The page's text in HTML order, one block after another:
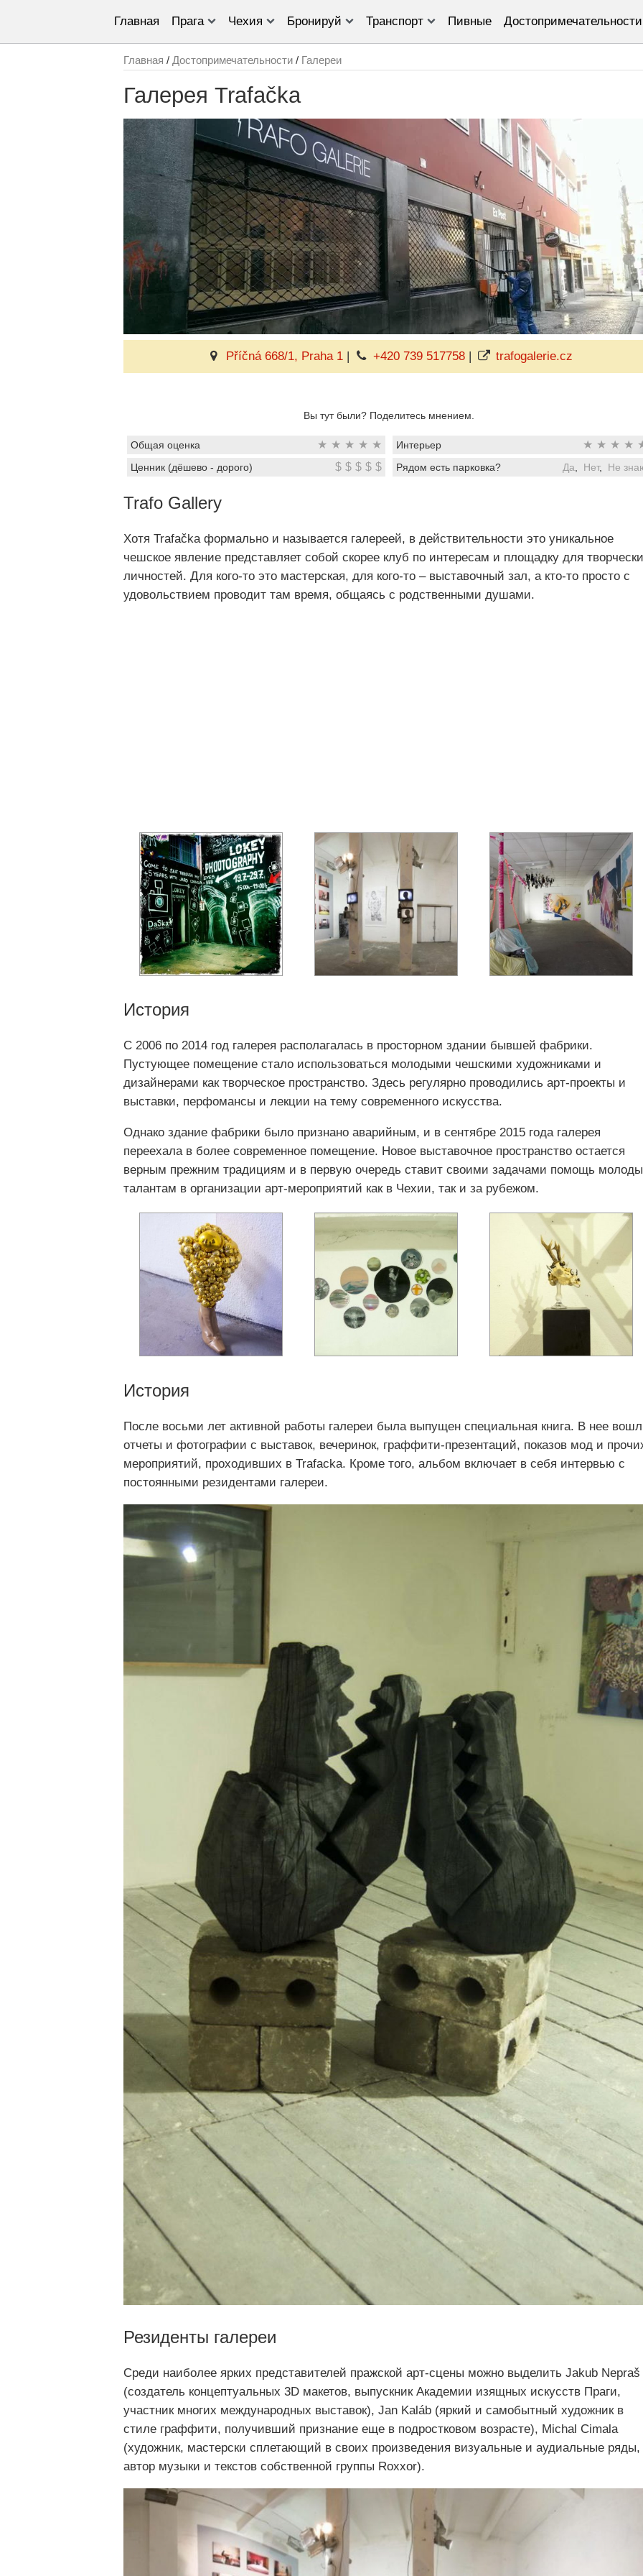
Главная Прага Чехия Бронируй Транспорт Пивные Достопримечательности
Главная / Достопримечательности / Галереи
Галерея Trafačka
Příčná 668/1, Praha 1| +420 739 517758 | trafogalerie.cz
Вы тут были? Поделитесь мнением.
Общая оценка ★ ★ ★ ★ ★ Интерьер ★ ★ ★ ★
Ценник (дёшево - дорого) $ $ $ $ $ Рядом есть парковка? Да Нет, Не
Trafo Gallery
Хотя Trafačka формально и называется галереей, в действительности это уникальное
чешское явление представляет собой скорее клуб по интересам и площадку для
личностей. Для кого-то это мастерская, для кого-то – выставочный зал, а кто-то просто с
удовольствием проводит там время, общаясь с родственными душами.
История
С 2006 по 2014 год галерея располагалась в просторном здании бывшей фабрики.
Пустующее помещение стало использоваться молодыми чешскими художниками и
дизайнерами как творческое пространство. Здесь регулярно проводились арт-проекты и
выставки, перфомансы и лекции на тему современного искусства.
Однако здание фабрики было признано аварийным, и в сентябре 2015 года галерея
переехала в более современное помещение. Новое выставочное пространство остается
верным прежним традициям и в первую очередь ставит своими задачами помощь
талантам в организации арт-мероприятий как в Чехии, так и за рубежом.
История
После восьми лет активной работы галереи была выпущен специальная книга. В нее
отчеты и фотографии с выставок, вечеринок, граффити-презентаций, показов мод и
мероприятий, проходивших в Trafacka. Кроме того, альбом включает в себя интервью с
постоянными резидентами галереи.
Резиденты галереи
Среди наиболее ярких представителей пражской арт-сцены можно выделить Jakub Nepraš
(создатель концептуальных 3D макетов, выпускник Академии изящных искусств Праги,
участник многих международных выставок), Jan Kaláb (яркий и самобытный художник в
стиле граффити, получивший признание еще в подростковом возрасте), Michal Cimala
(художник, мастерски сплетающий в своих произведения визуальные и аудиальные ряды,
автор музыки и текстов собственной группы Roxxor).